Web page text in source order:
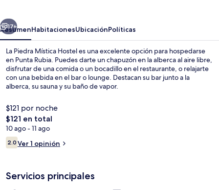
Siguiente
17+
ResumenHabitacionesUbicaciónPolíticas
La Piedra Mística Hostel es una excelente opción para hospedarse
en Punta Rubia. Puedes darte un chapuzón en la alberca al aire libre,
disfrutar de una comida o un bocadillo en el restaurante, o relajarte
con una bebida en el bar o lounge. Destacan su bar junto a la
alberca, su sauna y su baño de vapor.
$121 por noche
El
precio
total
es
$121 en total
10 ago - 11 ago
Opiniones
2.02.0 de 10,
Ver 1 opinión
Servicios principales